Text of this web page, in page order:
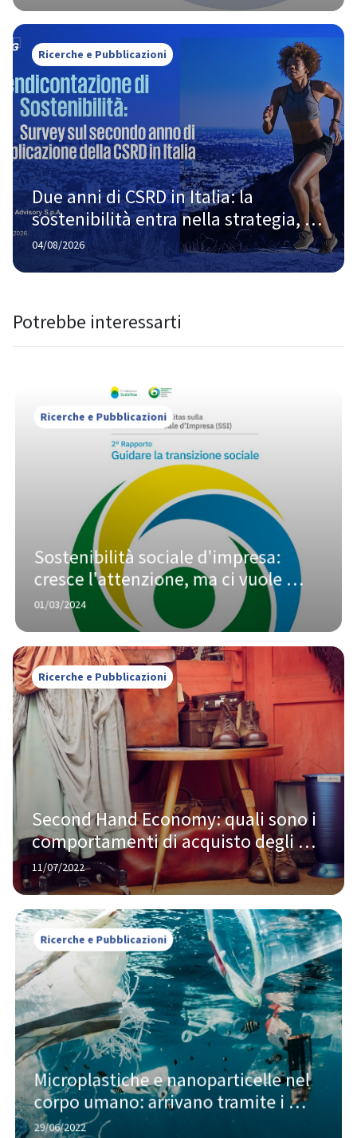
Ricerche e Pubblicazioni
Due anni di CSRD in Italia: la
sostenibilità entra nella strategia,
ma la strada verso la piena maturità
è ancora lunga
04/08/2026
Potrebbe interessarti
Ricerche e Pubblicazioni
Sostenibilità sociale d'impresa:
cresce l'attenzione, ma ci vuole
ancora più impegno
01/03/2024
Ricerche e Pubblicazioni
Second Hand Economy: quali sono i
comportamenti di acquisto degli
italiani
11/07/2022
Ricerche e Pubblicazioni
Microplastiche e nanoparticelle nel
corpo umano: arrivano tramite i
vegetali
29/06/2022